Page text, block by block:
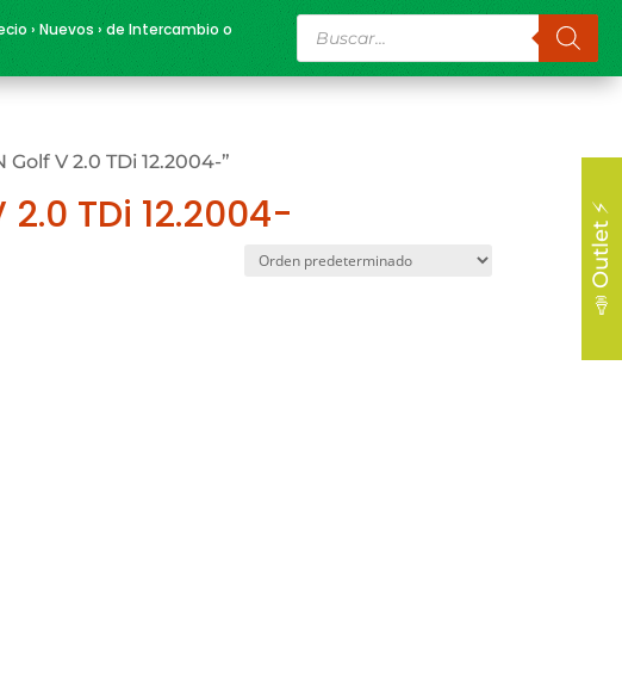
› Nuevos › de Intercambio o
Búsqueda
de
productos
V 2.0 TDi 12.2004-”
TDi 12.2004- 📣 Outlet ⚡